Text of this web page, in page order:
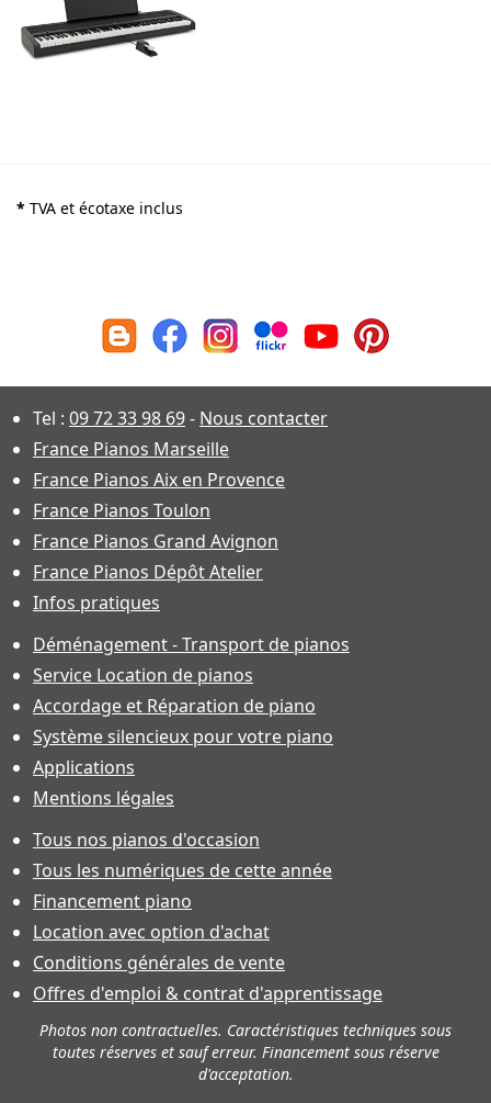
* TVA et écotaxe inclus
Tel : 09 72 33 98 69- Nous contacter
France Pianos Marseille
France Pianos Aix en Provence
France Pianos Toulon
France Pianos Grand Avignon
France Pianos Dépôt Atelier
Infos pratiques
Déménagement - Transport de pianos
Service Location de pianos
Accordage et Réparation de piano
Système silencieux pour votre piano
Applications
Mentions légales
Tous nos pianos d'occasion
Tous les numériques de cette année
Financement piano
Location avec option d'achat
Conditions générales de vente
Offres d'emploi & contrat d'apprentissage
Photos non contractuelles. Caractéristiques techniques sous
toutes réserves et sauf erreur. Financement sous réserve
d'acceptation.